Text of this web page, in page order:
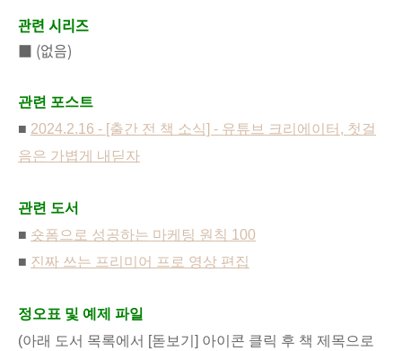
관련 시리즈
■ (없음)
관련 포스트
■ 2024.2.16 - [출간 전 책 소식] - 유튜브 크리에이터, 첫걸
음은 가볍게 내딛자
관련 도서
■ 숏폼으로 성공하는 마케팅 원칙 100
■ 진짜 쓰는 프리미어 프로 영상 편집
정오표 및 예제 파일
(아래 도서 목록에서 [돋보기] 아이콘 클릭 후 책 제목으로